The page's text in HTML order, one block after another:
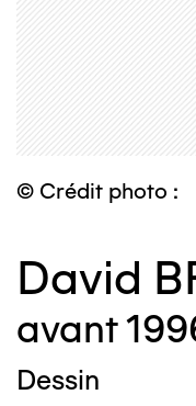
© Crédit photo :
David
avant
Dessin